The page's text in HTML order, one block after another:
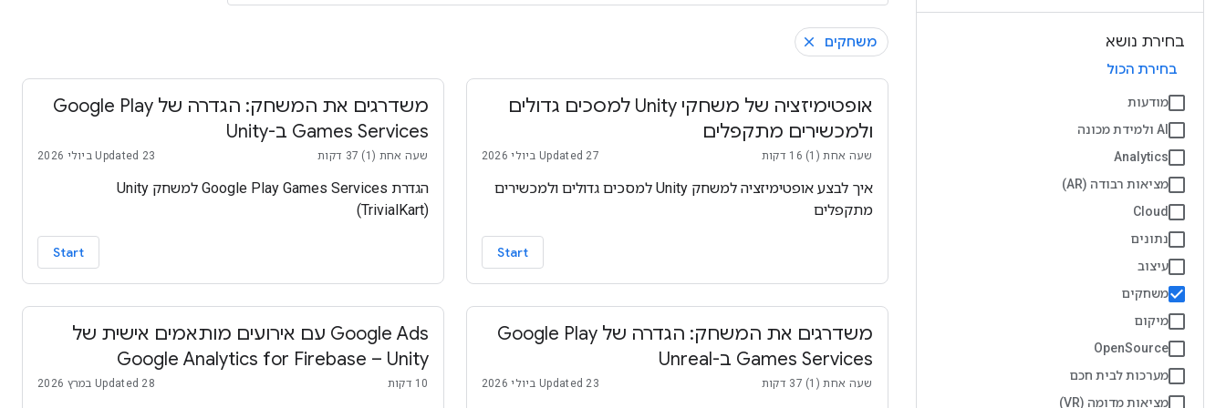
בחירת נושא
בחירת הכול
מודעות
AI ולמידת מכונה
Analytics
מציאות רבודה (AR)
Cloud
נתונים
עיצוב
משחקים
מיקום
OpenSource
מערכות לבית חכם
מציאות מדומה (VR)
משחקים
אופטימיזציה של משחקי Unity למסכים גדולים
ולמכשירים מתקפלים
שעה אחת (1) 16 דקות Updated 27 ביולי 2026
איך לבצע אופטימיזציה למשחק Unity למסכים גדולים ולמכשירים
מתקפלים
Start
משדרגים את המשחק: הגדרה של Google Play
Games Services ב-Unity
שעה אחת (1) 37 דקות Updated 23 ביולי 2026
(TrivialKart)
Start
משדרגים את המשחק: הגדרה של Google Play
Games Services ב-Unreal
שעה אחת (1) 37 דקות Updated 23 ביולי 2026
Google Ads עם אירועים מותאמים אישית של
Google Analytics for Firebase – Unity
10 דקות Updated 28 במרץ 2026